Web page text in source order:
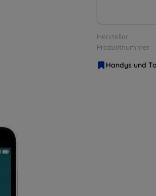
Hersteller
Produktnummer
Handys und